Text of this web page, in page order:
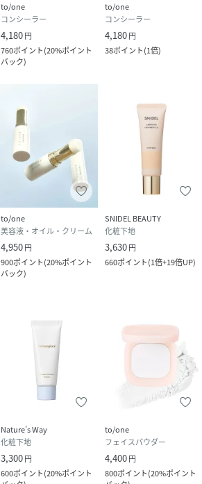
販売元：楽天グループ株式会社
＜お電話でのお問い合わせ＞
固定電話からのお問い合わせ
0120-542-065（フリーダイヤル）
＜カスタマーセンター営業時間＞
営業時間：9時～18時
to/one
コンシーラー
4,180円
760ポイント(20%ポイント
バック)
to/one
コンシーラー
4,180円
38ポイント(1倍)
to/one
美容液・オイル・クリーム
4,950円
900ポイント(20%ポイント
バック)
SNIDEL BEAUTY
化粧下地
3,630円
660ポイント(1倍+19倍UP)
Nature's Way
化粧下地
3,300円
600ポイント(20%ポイント
to/one
フェイスパウダー
4,400円
800ポイント(20%ポイント